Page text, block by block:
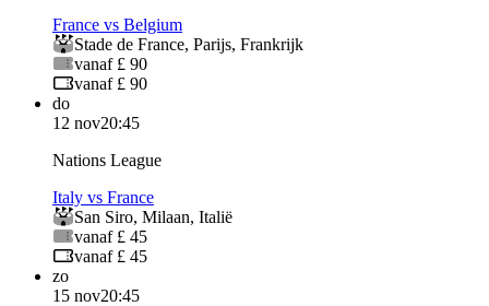
France vs Belgium
Stade de France, Parijs, Frankrijk
vanaf £ 90
vanaf £ 90
do
12 nov20:45
Nations League
Italy vs France
San Siro, Milaan, Italië
vanaf £ 45
vanaf £ 45
zo
15 nov20:45